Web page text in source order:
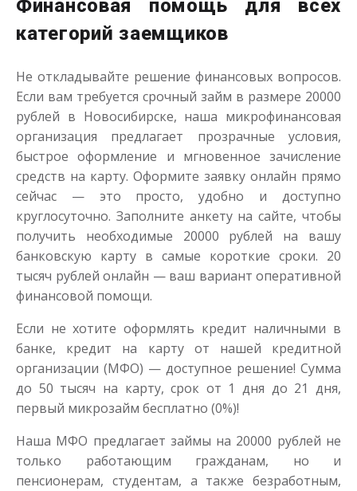
Финансовая помощь для всех
категорий заемщиков
Не откладывайте решение финансовых вопросов.
Если вам требуется срочный займ в размере 20000
рублей в Новосибирске, наша микрофинансовая
организация предлагает прозрачные условия,
быстрое оформление и мгновенное зачисление
средств на карту. Оформите заявку онлайн прямо
сейчас — это просто, удобно и доступно
круглосуточно. Заполните анкету на сайте, чтобы
получить необходимые 20000 рублей на вашу
банковскую карту в самые короткие сроки. 20
тысяч рублей онлайн — ваш вариант оперативной
финансовой помощи.
Если не хотите оформлять кредит наличными в
банке, кредит на карту от нашей кредитной
организации (МФО) — доступное решение! Сумма
до 50 тысяч на карту, срок от 1 дня до 21 дня,
первый микрозайм бесплатно (0%)!
Наша МФО предлагает займы на 20000 рублей не
только работающим гражданам, но и
пенсионерам, студентам, а также безработным,